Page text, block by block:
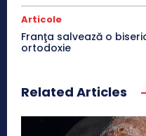
Articole
Franţa salvează o
ortodoxie
Related Articles